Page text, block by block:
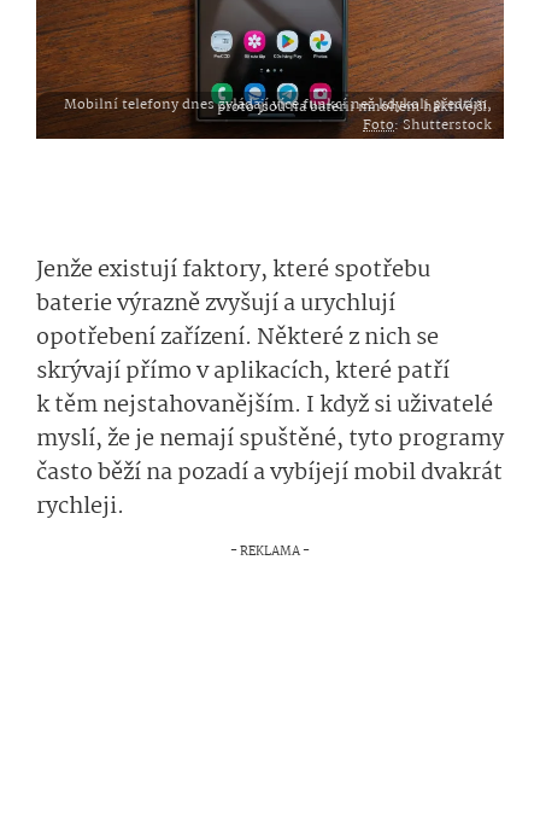
Mobilní telefony dnes zvládají více funkcí než kdykoli předtím, proto jsou na baterii mnohem háklivější.
Foto: Shutterstock
Jenže existují faktory, které spotřebu
baterie výrazně zvyšují a urychlují
opotřebení zařízení. Některé z nich se
skrývají přímo v aplikacích, které patří
k těm nejstahovanějším. I když si uživatelé
myslí, že je nemají spuštěné, tyto programy
často běží na pozadí a vybíjejí mobil dvakrát
rychleji.